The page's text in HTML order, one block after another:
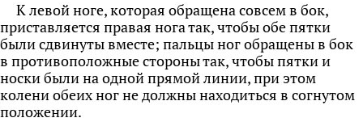
К левой ноге, которая обращена совсем в бок,
приставляется правая нога так, чтобы обе пятки
были сдвинуты вместе; пальцы ног обращены в бок
в противоположные стороны так, чтобы пятки и
носки были на одной прямой линии, при этом
колени обеих ног не должны находиться в согнутом
положении.